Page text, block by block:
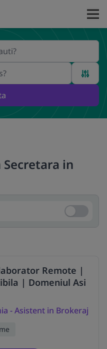
in
Salveaza
Remote |
| Domeniul Asi
- Asistent in Brokeraj